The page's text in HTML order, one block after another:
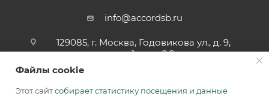
info@accordsb.ru
129085, г. Москва, Годовикова ул., д. 9,
стр. 1, пом. 2.2
Адрес для почтовой корреспонденции:
129085, г. Москва, а/я. 64
Файлы cookie
Этот сайтсобирает статистику посещения и данные